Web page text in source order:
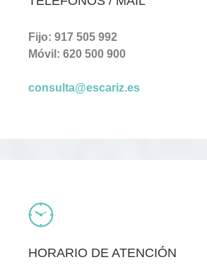
Fijo: 917 505 992
Móvil: 620 500 900
consulta@escariz.es
HORARIO DE ATENCIÓN